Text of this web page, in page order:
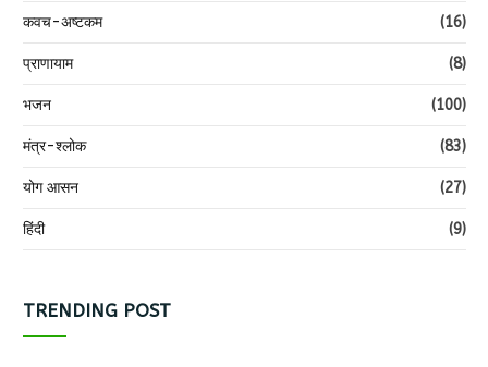
कवच-अष्टकम (16)
प्राणायाम (8)
भजन (100)
मंत्र-श्लोक (83)
योग आसन (27)
हिंदी (9)
TRENDING POST